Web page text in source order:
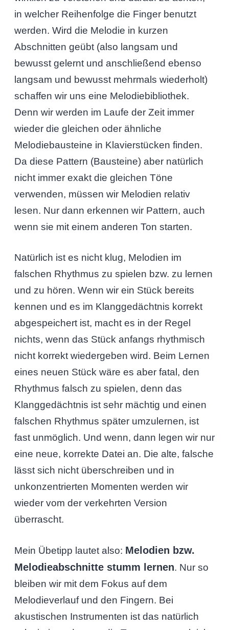
in welcher Reihenfolge die Finger benutzt
werden. Wird die Melodie in kurzen
Abschnitten geübt (also langsam und
bewusst gelernt und anschließend ebenso
langsam und bewusst mehrmals wiederholt)
schaffen wir uns eine Melodiebibliothek.
Denn wir werden im Laufe der Zeit immer
wieder die gleichen oder ähnliche
Melodiebausteine in Klavierstücken finden.
Da diese Pattern (Bausteine) aber natürlich
nicht immer exakt die gleichen Töne
verwenden, müssen wir Melodien relativ
lesen. Nur dann erkennen wir Pattern, auch
wenn sie mit einem anderen Ton starten.
Natürlich ist es nicht klug, Melodien im
falschen Rhythmus zu spielen bzw. zu lernen
und zu hören. Wenn wir ein Stück bereits
kennen und es im Klanggedächtnis korrekt
abgespeichert ist, macht es in der Regel
nichts, wenn das Stück anfangs rhythmisch
nicht korrekt wiedergeben wird. Beim Lernen
eines neuen Stück wäre es aber fatal, den
Rhythmus falsch zu spielen, denn das
Klanggedächtnis ist sehr mächtig und einen
falschen Rhythmus später umzulernen, ist
fast unmöglich. Und wenn, dann legen wir nur
eine neue, korrekte Datei an. Die alte, falsche
lässt sich nicht überschreiben und in
unkonzentrierten Momenten werden wir
wieder vom der verkehrten Version
überrascht.
Mein Übetipp lautet also: Melodien bzw.
Melodieabschnitte stumm lernen. Nur so
bleiben wir mit dem Fokus auf dem
Melodieverlauf und den Fingern. Bei
akustischen Instrumenten ist das natürlich